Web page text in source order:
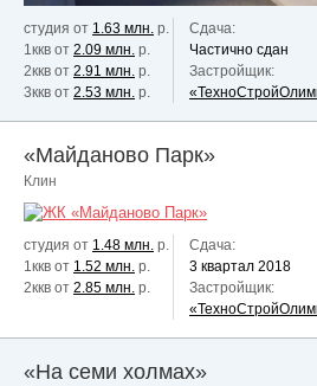
студия от 1.63 млн. р.
1ккв от 2.09 млн. р.
2ккв от 2.91 млн. р.
3ккв от 2.53 млн. р.
Сдача:
Частично сдан
Застройщик:
«Майданово Парк»
Клин
студия от 1.48 млн. р.
1ккв от 1.52 млн. р.
2ккв от 2.85 млн. р.
Сдача:
3 квартал 2018
Застройщик:
«На семи холмах»